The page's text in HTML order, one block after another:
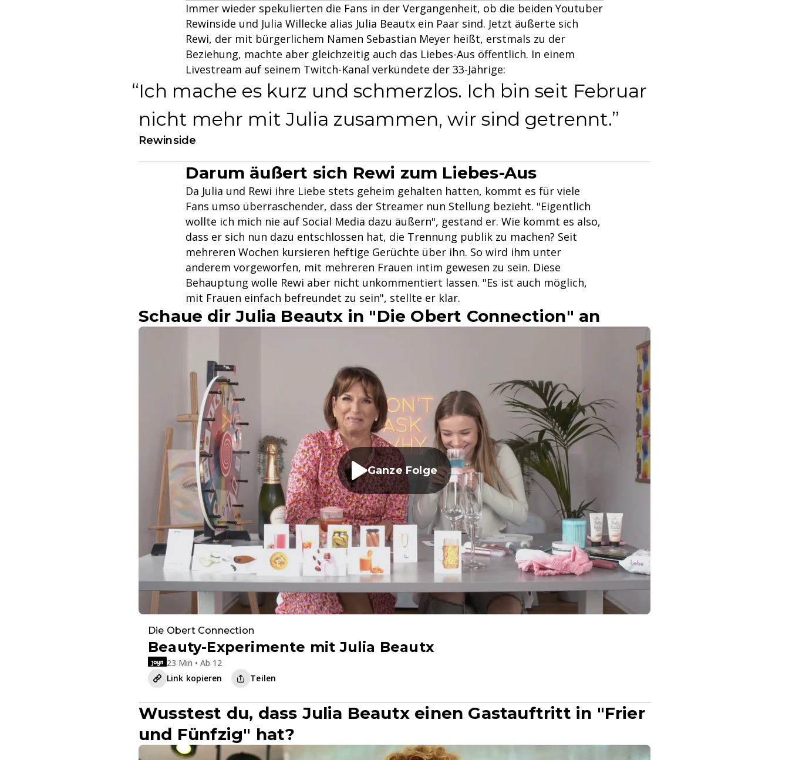
Immer wieder spekulierten die Fans in der Vergangenheit, ob die beiden Youtuber
Rewinside und Julia Willecke alias Julia Beautx ein Paar sind. Jetzt äußerte sich
Rewi, der mit bürgerlichem Namen Sebastian Meyer heißt, erstmals zu der
Beziehung, machte aber gleichzeitig auch das Liebes-Aus öffentlich. In einem
Livestream auf seinem Twitch-Kanal verkündete der 33-Jährige:
Ich mache es kurz und schmerzlos. Ich bin seit Februar
nicht mehr mit Julia zusammen, wir sind getrennt.
Rewinside
Darum äußert sich Rewi zum Liebes-Aus
Da Julia und Rewi ihre Liebe stets geheim gehalten hatten, kommt es für viele
Fans umso überraschender, dass der Streamer nun Stellung bezieht. "Eigentlich
wollte ich mich nie auf Social Media dazu äußern", gestand er. Wie kommt es also,
dass er sich nun dazu entschlossen hat, die Trennung publik zu machen? Seit
mehreren Wochen kursieren heftige Gerüchte über ihn. So wird ihm unter
anderem vorgeworfen, mit mehreren Frauen intim gewesen zu sein. Diese
Behauptung wolle Rewi aber nicht unkommentiert lassen. "Es ist auch möglich,
mit Frauen einfach befreundet zu sein", stellte er klar.
Schaue dir Julia Beautx in "Die Obert Connection" an
Ganze Folge
Die Obert Connection
Beauty-Experimente mit Julia Beautx
23 Min • Ab 12
Link kopieren
Teilen
Wusstest du, dass Julia Beautx einen Gastauftritt in "Frier
und Fünfzig" hat?